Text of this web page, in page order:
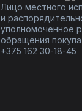
Лицо местного
и
уполномоченное
обращения
+375 162 30-18-45